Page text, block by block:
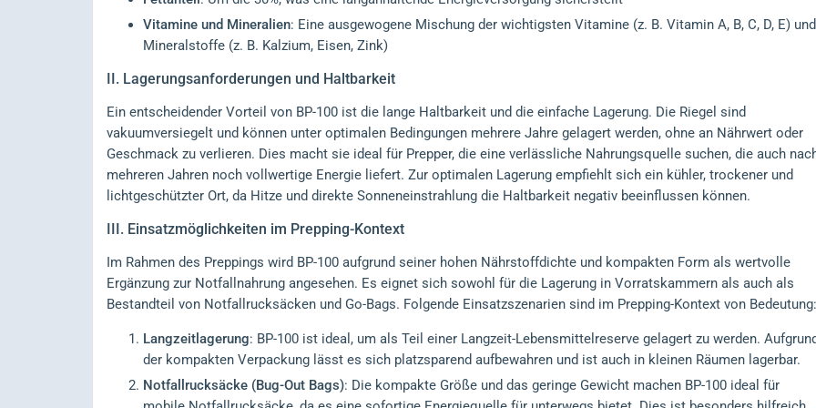
Vitamine und Mineralien: Eine ausgewogene Mischung der wichtigsten Vitamine (z. B. Vitamin A, B, C, D, E) und
Mineralstoffe (z. B. Kalzium, Eisen, Zink)
II. Lagerungsanforderungen und Haltbarkeit
Ein entscheidender Vorteil von BP-100 ist die lange Haltbarkeit und die einfache Lagerung. Die Riegel sind
vakuumversiegelt und können unter optimalen Bedingungen mehrere Jahre gelagert werden, ohne an Nährwert oder
Geschmack zu verlieren. Dies macht sie ideal für Prepper, die eine verlässliche Nahrungsquelle suchen, die auch
mehreren Jahren noch vollwertige Energie liefert. Zur optimalen Lagerung empfiehlt sich ein kühler, trockener und
lichtgeschützter Ort, da Hitze und direkte Sonneneinstrahlung die Haltbarkeit negativ beeinflussen können.
III. Einsatzmöglichkeiten im Prepping-Kontext
Im Rahmen des Preppings wird BP-100 aufgrund seiner hohen Nährstoffdichte und kompakten Form als wertvolle
Ergänzung zur Notfallnahrung angesehen. Es eignet sich sowohl für die Lagerung in Vorratskammern als auch als
Bestandteil von Notfallrucksäcken und Go-Bags. Folgende Einsatzszenarien sind im Prepping-Kontext von Bedeutung:
Langzeitlagerung: BP-100 ist ideal, um als Teil einer Langzeit-Lebensmittelreserve gelagert zu werden. Aufgrund
der kompakten Verpackung lässt es sich platzsparend aufbewahren und ist auch in kleinen Räumen lagerbar.
Notfallrucksäcke (Bug-Out Bags): Die kompakte Größe und das geringe Gewicht machen BP-100 ideal für